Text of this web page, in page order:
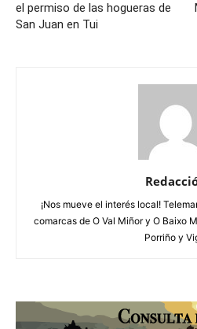
el permiso de las hogueras de
San Juan en Tui
¡Nos mueve el interés local!
comarcas de O Val Miñor y O Baixo
Porriño y